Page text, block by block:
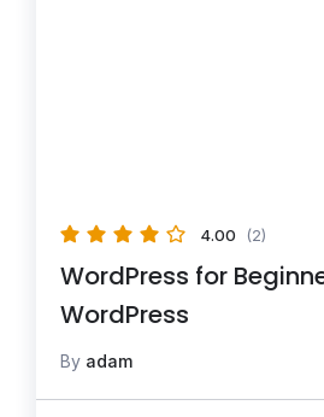
4.00 (2)
WordPress for
WordPress
By adam